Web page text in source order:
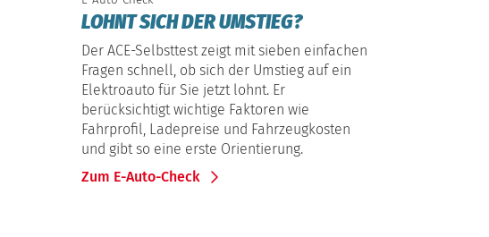
LOHNT SICH DER UMSTIEG?
Der ACE-Selbsttest zeigt mit sieben einfachen
Fragen schnell, ob sich der Umstieg auf ein
Elektroauto für Sie jetzt lohnt. Er
berücksichtigt wichtige Faktoren wie
Fahrprofil, Ladepreise und Fahrzeugkosten
und gibt so eine erste Orientierung.
Zum E-Auto-Check